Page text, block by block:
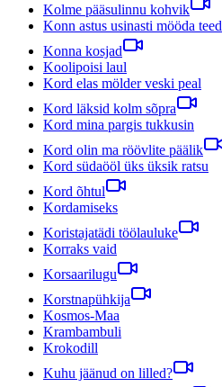
Kolme pääsulinnu kohvik
Konn astus usinasti mööda teed
Konna kosjad
Koolipoisi laul
Kord elas mölder veski peal
Kord läksid kolm sõpra
Kord mina pargis tukkusin
Kord olin ma röövlite päälik
Kord südaööl üks üksik ratsu
Kord õhtul
Kordamiseks
Koristajatädi töölauluke
Korraks vaid
Korsaarilugu
Korstnapühkija
Kosmos-Maa
Krambambuli
Krokodill
Kuhu jäänud on lilled?